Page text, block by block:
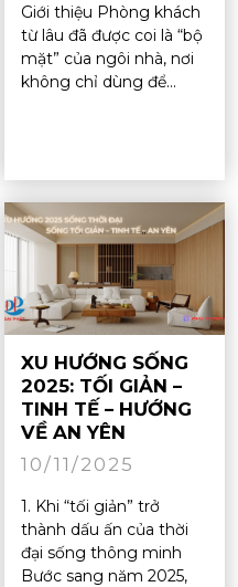
Giới thiệu Phòng khách
từ lâu đã được coi là “bộ
mặt” của ngôi nhà, nơi
không chỉ dùng để...
XU HƯỚNG SỐNG
2025: TỐI GIẢN –
TINH TẾ – HƯỚNG
VỀ AN YÊN
10/11/2025
1. Khi “tối giản” trở
thành dấu ấn của thời
đại sống thông minh
Bước sang năm 2025,